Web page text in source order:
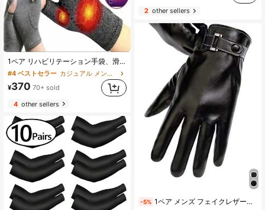
1ペア リハビリテーション手袋、滑り止め通気性ヘルスケア指なし手袋、圧力リハビリテーショントレーニング手袋
#4 ベストセラー
カジュアル メンズフルフィンガーグローブ
¥370 70+ sold
4other sellers
2other sellers
-5% 1ペア メンズ フェイクレザーグローブ、冬用サーマル裏地 厚手 暖かい 防風 防水 タッチスクリーン対応 オートバイライディンググローブ、ブラックPU